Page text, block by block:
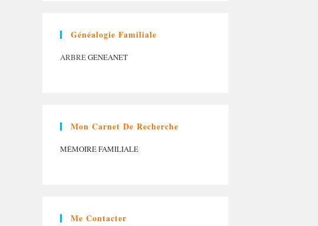
Généalogie Familiale
ARBREGENEANET
Mon Carnet De Recherche
MÉMOIRE FAMILIALE
Me Contacter